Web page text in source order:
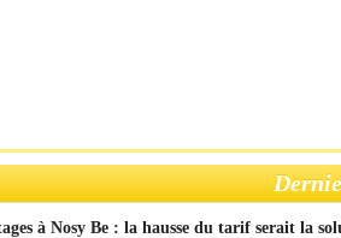
à Nosy Be : la hausse du tarif serait la